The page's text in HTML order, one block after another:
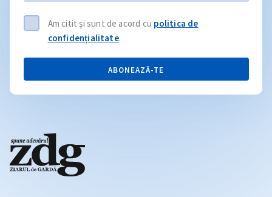
Am citit și sunt de acord cu politica de
confidențialitate.
ABONEAZĂ-TE